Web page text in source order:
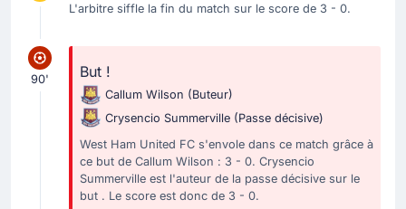
L'arbitre siffle la fin du match sur le score de 3 - 0.
90' But !
Callum Wilson (Buteur)
Crysencio Summerville (Passe décisive)
West Ham United FC s'envole dans ce match grâce à
ce but de Callum Wilson : 3 - 0. Crysencio
Summerville est l'auteur de la passe décisive sur le
but . Le score est donc de 3 - 0.